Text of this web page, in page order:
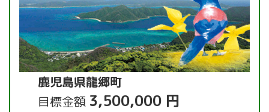
鹿児島県龍郷町
目標金額 3,500,000 円